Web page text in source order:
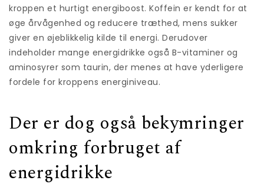
kroppen et hurtigt energiboost. Koffein er kendt for at
øge årvågenhed og reducere træthed, mens sukker
giver en øjeblikkelig kilde til energi. Derudover
indeholder mange energidrikke også B-vitaminer og
aminosyrer som taurin, der menes at have yderligere
fordele for kroppens energiniveau.
Der er dog også bekymringer
omkring forbruget af
energidrikke